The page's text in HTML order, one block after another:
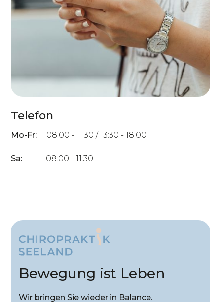
Telefon
Mo-Fr: 08:00 - 11:30 / 13:30 - 18:00
Sa: 08:00 - 11:30
Bewegung ist Leben
Wir bringen Sie wieder in Balance.